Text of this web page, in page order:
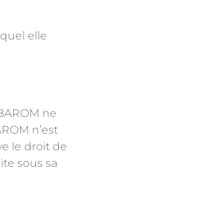
elle
ne
n’est
le droit de
sous sa